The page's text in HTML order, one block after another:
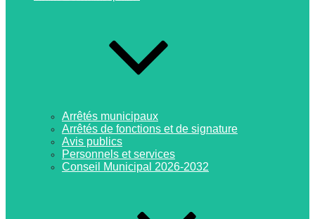
Arrêtés municipaux
Arrêtés de fonctions et de signature
Avis publics
Personnels et services
Conseil Municipal 2026-2032